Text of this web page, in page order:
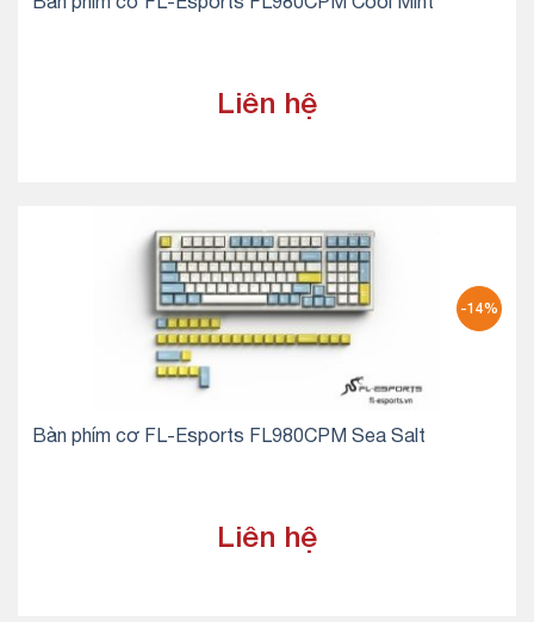
Bàn phím cơ FL-Esports FL980CPM Cool Mint
Liên hệ
-14%
Bàn phím cơ FL-Esports FL980CPM Sea Salt
Liên hệ